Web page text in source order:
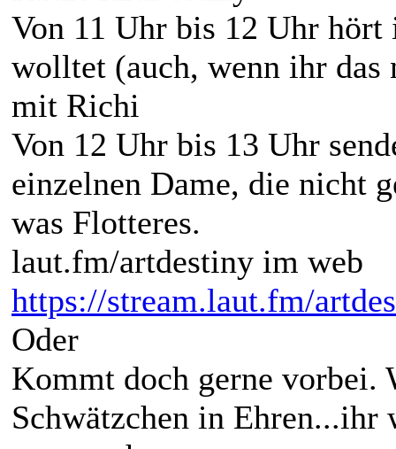
Von 11 Uhr bis 12 Uhr
wolltet (auch, wenn ihr
mit Richi
Von 12 Uhr bis 13 Uhr
einzelnen Dame, die nicht
was Flotteres.
laut.fm/artdestiny im web
https://stream.laut.fm/
Oder
Kommt doch gerne vorbei.
Schwätzchen in Ehren...ihr